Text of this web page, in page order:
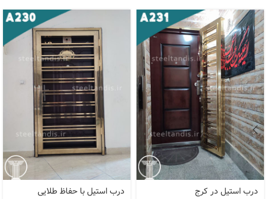
درب استیل در کرج
درب استیل با حفاظ طلایی